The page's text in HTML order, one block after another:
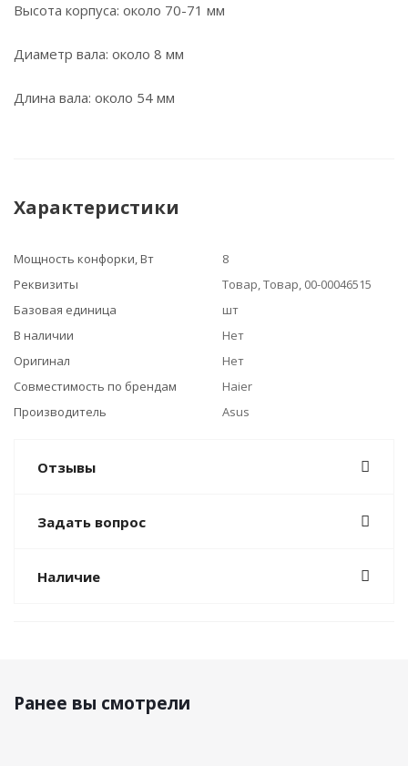
Высота корпуса: около 70-71 мм
Диаметр вала: около 8 мм
Длина вала: около 54 мм
Характеристики
Мощность конфорки, Вт
8
Реквизиты
Товар, Товар, 00-00046515
Базовая единица
шт
В наличии
Нет
Оригинал
Нет
Совместимость по брендам
Haier
Производитель
Asus
Отзывы
Задать вопрос
Наличие
Ранее вы смотрели